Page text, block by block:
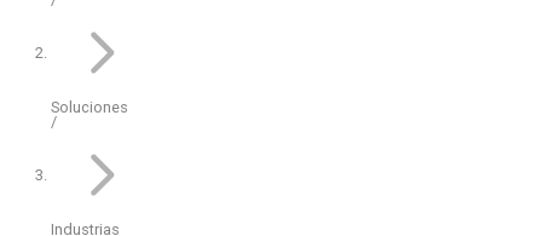
Indicativo
Soluciones
Industrias